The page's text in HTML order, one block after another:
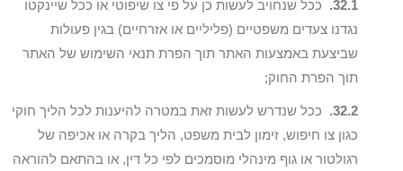
32.1.
ככל שנחויב לעשות כן על פי צו שיפוטי או ככל שיינקטו
נגדנו צעדים משפטיים (פליליים או אזרחיים) בגין פעולות
שביצעת באמצעות האתר תוך הפרת תנאי השימוש של האתר
תוך הפרת החוק;
32.2.
ככל שנדרש לעשות זאת במטרה להיענות לכל הליך חוקי
כגון צו חיפוש, זימון לבית משפט, הליך בקרה או אכיפה של
רגולטור או גוף מינהלי מוסמכים לפי כל דין, או בהתאם להוראה